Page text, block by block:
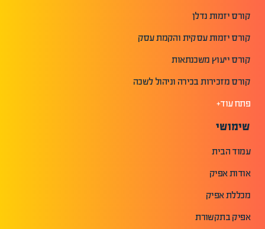
קורס יזמות נדלן
קורס יזמות עסקית והקמת עסק
קורס ייעוץ משכנתאות
קורס מזכירות בכירה וניהול לשכה
פתח עוד+
שימושי
עמוד הבית
אודות אפיק
מכללת אפיק
אפיק בתקשורת